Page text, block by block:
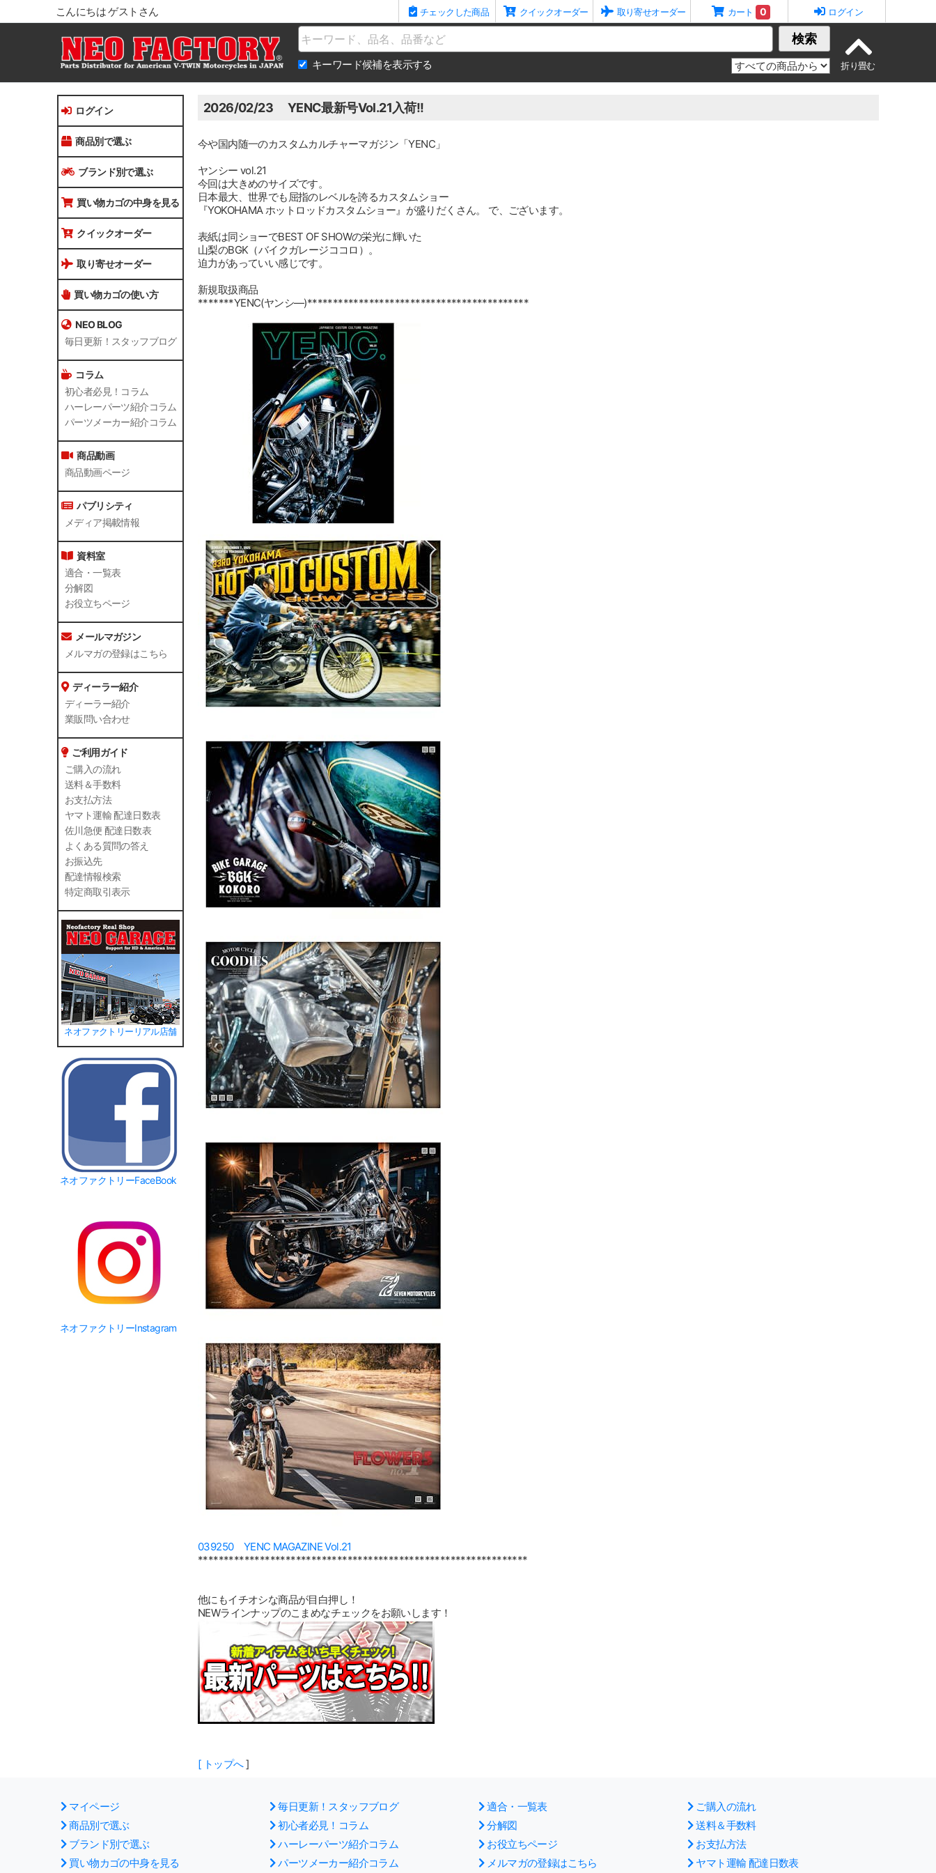
こんにちは ゲストさん チェックした商品 クイックオーダー 取り寄せオーダー カート 0 ログイン
Name 検索
キーワード候補を表示する
ログイン
商品別で選ぶ
ブランド別で選ぶ
買い物カゴの中身を見る
クイックオーダー
取り寄せオーダー
買い物カゴの使い方
NEO BLOG
毎日更新！スタッフブログ
コラム
初心者必見！コラム
ハーレーパーツ紹介コラム
パーツメーカー紹介コラム
商品動画
商品動画ページ
パブリシティ
メディア掲載情報
資料室
適合・一覧表
分解図
お役立ちページ
メールマガジン
メルマガの登録はこちら
ディーラー紹介
ディーラー紹介
業販問い合わせ
ご利用ガイド
ご購入の流れ
送料＆手数料
お支払方法
ヤマト運輸 配達日数表
佐川急便 配達日数表
よくある質問の答え
お振込先
配達情報検索
特定商取引表示
ネオファクトリーリアル店舗
ネオファクトリーFaceBook
ネオファクトリーInstagram
2026/02/23 YENC最新号Vol.21入荷!!
今や国内随一のカスタムカルチャーマガジン「YENC」
ヤンシー vol.21
今回は大きめのサイズです。
日本最大、世界でも屈指のレベルを誇るカスタムショー
『YOKOHAMA ホットロッドカスタムショー』が盛りだくさん。 で、ございます。
表紙は同ショーでBEST OF SHOWの栄光に輝いた
山梨のBGK（バイクガレージココロ）。
迫力があっていい感じです。
新規取扱商品
*******YENC(ヤンシ―)*******************************************
039250 YENC MAGAZINE Vol.21
****************************************************************
他にもイチオシな商品が目白押し！
NEWラインナップのこまめなチェックをお願いします！
[ トップへ]
マイページ
商品別で選ぶ
ブランド別で選ぶ
買い物カゴの中身を見る
毎日更新！スタッフブログ
初心者必見！コラム
ハーレーパーツ紹介コラム
パーツメーカー紹介コラム
適合・一覧表
分解図
お役立ちページ
メルマガの登録はこちら
ご購入の流れ
送料＆手数料
お支払方法
ヤマト運輸 配達日数表